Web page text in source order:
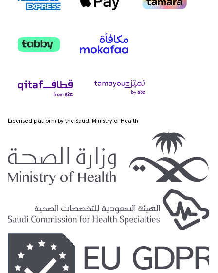
Licensed platform by the Saudi Ministry of Health